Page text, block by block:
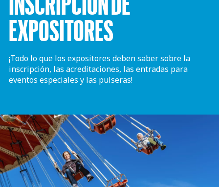
EXPOSITORES
¡Todo lo que los expositores deben saber sobre la
inscripción, las acreditaciones, las entradas para
eventos especiales y las pulseras!